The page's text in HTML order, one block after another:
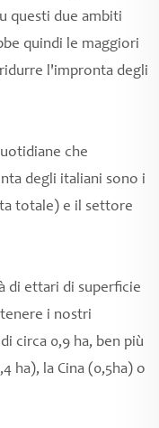
questi due ambiti
quindi le maggiori
l'impronta degli
che
degli italiani sono i
totale) e il settore
di ettari di superficie
i nostri
circa 0,9 ha, ben più
ha), la Cina (0,5ha) o